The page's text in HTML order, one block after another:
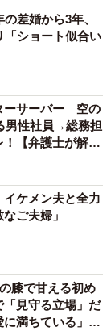
差婚から3年、
「ショート似合い
ーサーバー 空の
男性社員→総務担
！【弁護士が解
イケメン夫と全力
ご夫婦」
膝で甘える初め
見守る立場」だ
満ちている」